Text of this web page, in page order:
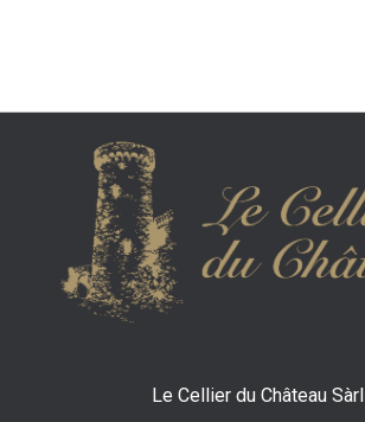
Le Cellier du Château Sàrl